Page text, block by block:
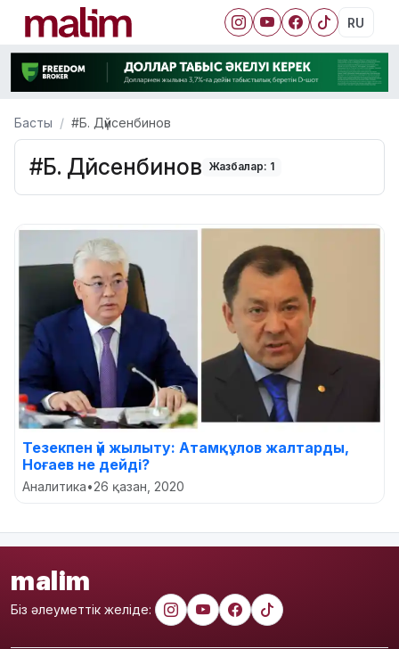
RU
Басты #Б. Дүйсенбинов
#Б. Дүйсенбинов Жазбалар: 1
Тезекпен үй жылыту: Атамқұлов жалтарды,
Ноғаев не дейді?
Аналитика•26 қазан, 2020
malim
Біз әлеуметтік желіде: